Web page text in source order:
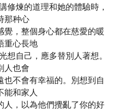
修煉的道理和她的體驗時，
那种心
覺，整個身心都在慈愛的暖
重心長地
想自己，應多替別人著想。
人也會
也不會有幸福的。別想到自
能和家人
人，以為他們攪亂了你的好